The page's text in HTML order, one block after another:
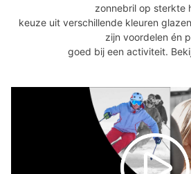
zonnebril op sterkte
keuze uit verschillende kleuren
zijn voordelen én
goed bij een activiteit.